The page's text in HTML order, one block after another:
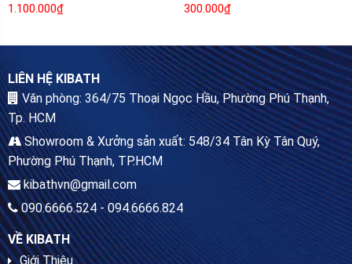
1.100.000₫
300.000₫
LIÊN HỆ KIBATH
Văn phòng: 364/75 Thoại Ngọc Hầu, Phường Phú Thạnh,
Tp. HCM
Showroom & Xưởng sản xuất: 548/34 Tân Kỳ Tân Quý,
Phường Phú Thạnh, TP.HCM
kibathvn@gmail.com
090.6666.524 - 094.6666.824
VỀ KIBATH
Giới Thiệu